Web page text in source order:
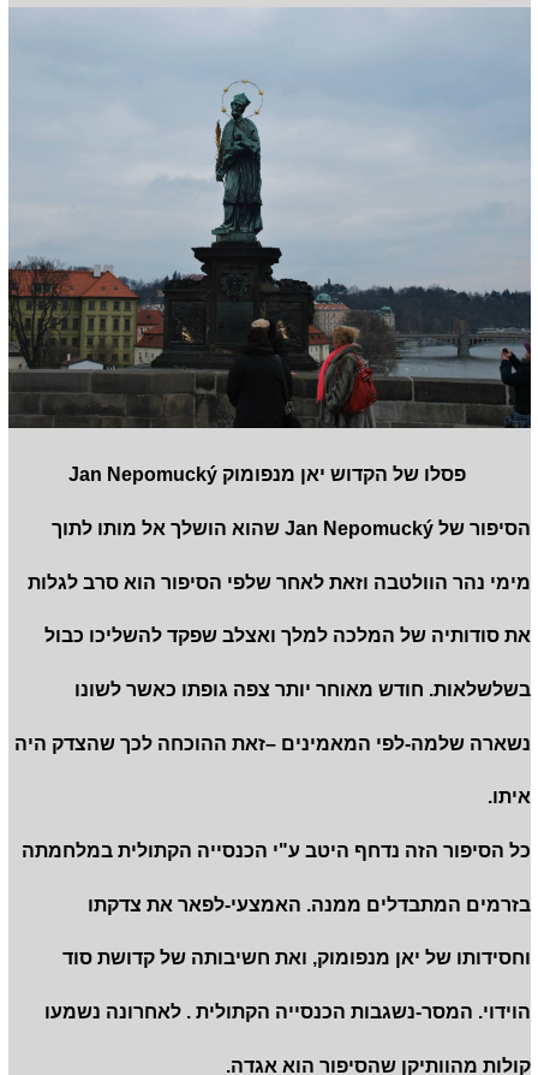
פסלו של הקדוש יאן מנפומוק Jan Nepomucký
הסיפור של Jan Nepomucký שהוא הושלך אל מותו לתוך
מימי נהר הוולטבה וזאת לאחר שלפי הסיפור הוא סרב לגלות
את סודותיה של המלכה למלך ואצלב שפקד להשליכו כבול
בשלשלאות. חודש מאוחר יותר צפה גופתו כאשר לשונו
נשארה שלמה-לפי המאמינים –זאת ההוכחה לכך שהצדק היה
איתו.
כל הסיפור הזה נדחף היטב ע"י הכנסייה הקתולית במלחמתה
בזרמים המתבדלים ממנה. האמצעי-לפאר את צדקתו
וחסידותו של יאן מנפומוק, ואת חשיבותה של קדושת סוד
הוידוי. המסר-נשגבות הכנסייה הקתולית . לאחרונה נשמעו
קולות מהוותיקן שהסיפור הוא אגדה.